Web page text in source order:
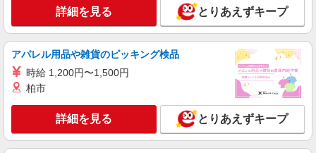
詳細を見る とりあえずキープ
アパレル用品や雑貨のピッキング検品
時給 1,200円〜1,500円
柏市
詳細を見る とりあえずキープ